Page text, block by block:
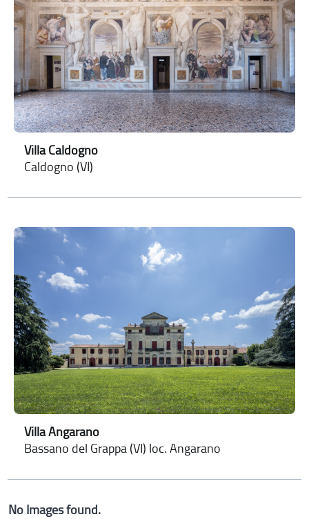
Villa Caldogno
Caldogno (VI)
Villa Angarano
Bassano del Grappa (VI) loc. Angarano
No Images found.